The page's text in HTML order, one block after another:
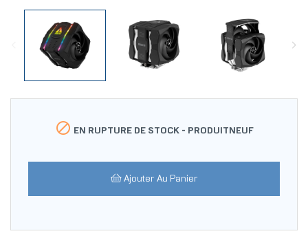
 EN RUPTURE DE STOCK - PRODUITNEUF
Ajouter Au Panier